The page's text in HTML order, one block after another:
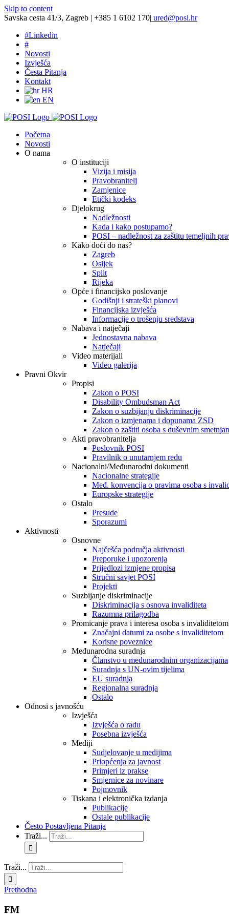
Skip to content
Savska cesta 41/3, Zagreb | +385 1 6102 170| ured@posi.hr
#Linkedin
#
Novosti
Izvješća
Česta Pitanja
Kontakt
HR
EN
Početna
Novosti
O nama
O instituciji
Vizija i misija
Pravobranitelj
Zamjenice
Etički kodeks
Djelokrug
Nadležnosti
Kada i kako postupamo?
POSI – nadležnost za zaštitu temeljnih
Kako doći do nas?
Zagreb
Osijek
Split
Rijeka
Opće i financijsko poslovanje
Godišnji i strateški planovi
Financijska izvješća
Informacije o trošenju sredstava
Nabava i natječaji
Jednostavna nabava
Natječaji
Video materijali
Video galerija
Pravni Okvir
Propisi
Zakon o POSI
Disability Ombudsman Act
Zakon o suzbijanju diskriminacije
Zakon o izmjenama i dopunama ZSD
Zakon o zaštiti osoba s duševnim
Akti pravobranitelja
Poslovnik POSI
Pravilnik o unutarnjem redu
Nacionalni/Međunarodni dokumenti
Nacionalne strategije
Međ. konvencija o pravima osoba s
Europske strategije
Ostalo
Presude
Sporazumi
Aktivnosti
Osnovne
Najčešća područja aktivnosti
Preporuke i upozorenja
Prijedlozi izmjene propisa
Stručni savjet POSI
Projekti
Suzbijanje diskriminacije
Diskriminacija s osnova invaliditeta
Razumna prilagodba
Promicanje prava i interesa osoba s invaliditetom
Značajni datumi za osobe s invaliditetom
Korisne poveznice
Međunarodna suradnja
Članstvo u međunarodnim organizacijama
Suradnja s UN-ovim tijelima
EU suradnja
Regionalna suradnja
Ostalo
Odnosi s javnošću
Izvješća
Izvješća o radu
Posebna izvješća
Mediji
Sudjelovanje u medijima
Priopćenja za javnost
Primjeri iz prakse
Smjernice za novinare
Pojmovnik
Tiskana i elektronička izdanja
Publikacije
Ostale publikacije
Često Postavljena Pitanja
Traži...
Traži...
Prethodna
FM